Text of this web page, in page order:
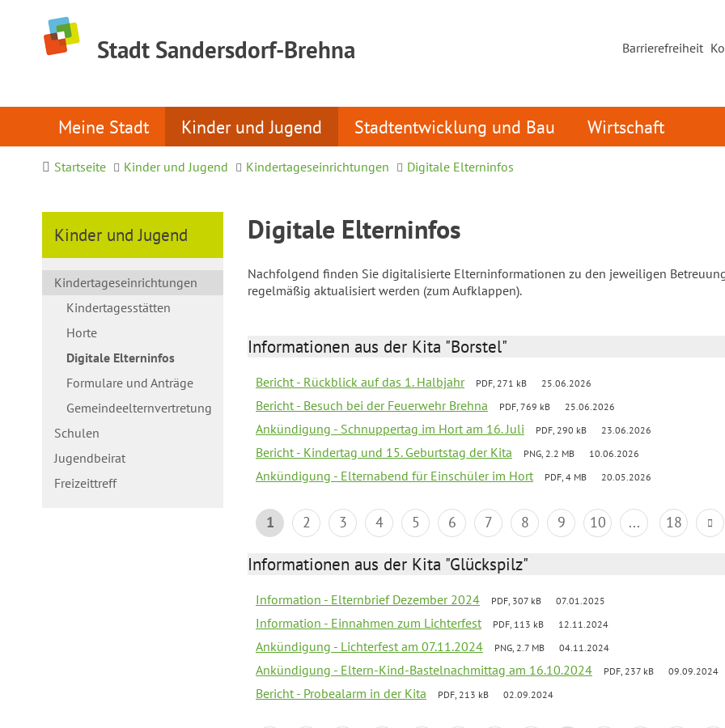
Stadt Sandersdorf-Brehna Barrierefreiheit
Meine Stadt Kinder und Jugend Stadtentwicklung und Bau Wirtschaft
Startseite Kinder und Jugend Kindertageseinrichtungen Digitale Elterninfos
Kinder und Jugend
Kindertageseinrichtungen
Kindertagesstätten
Horte
Digitale Elterninfos
Formulare und Anträge
Gemeindeelternvertretung
Schulen
Jugendbeirat
Freizeittreff
Digitale Elterninfos
Nachfolgend finden Sie digitalisierte Elterninformationen zu den jeweiligen
regelmäßig aktualisiert werden (zum Aufklappen).
Informationen aus der Kita "Borstel"
Bericht - Rückblick auf das 1. Halbjahr PDF, 271 kB 25.06.2026
Bericht - Besuch bei der Feuerwehr Brehna PDF, 769 kB 25.06.2026
Ankündigung - Schnuppertag im Hort am 16. Juli PDF, 290 kB 23.06.2026
Bericht - Kindertag und 15. Geburtstag der Kita PNG, 2.2 MB 10.06.2026
Ankündigung - Elternabend für Einschüler im Hort PDF, 4 MB 20.05.2026
1 2 3 4 5 6 7 8 9 10 ... 18
Informationen aus der Kita "Glückspilz"
Information - Elternbrief Dezember 2024 PDF, 307 kB 07.01.2025
Information - Einnahmen zum Lichterfest PDF, 113 kB 12.11.2024
Ankündigung - Lichterfest am 07.11.2024 PNG, 2.7 MB 04.11.2024
Ankündigung - Eltern-Kind-Bastelnachmittag am 16.10.2024 PDF, 237 kB 09.09.2024
Bericht - Probealarm in der Kita PDF, 213 kB 02.09.2024